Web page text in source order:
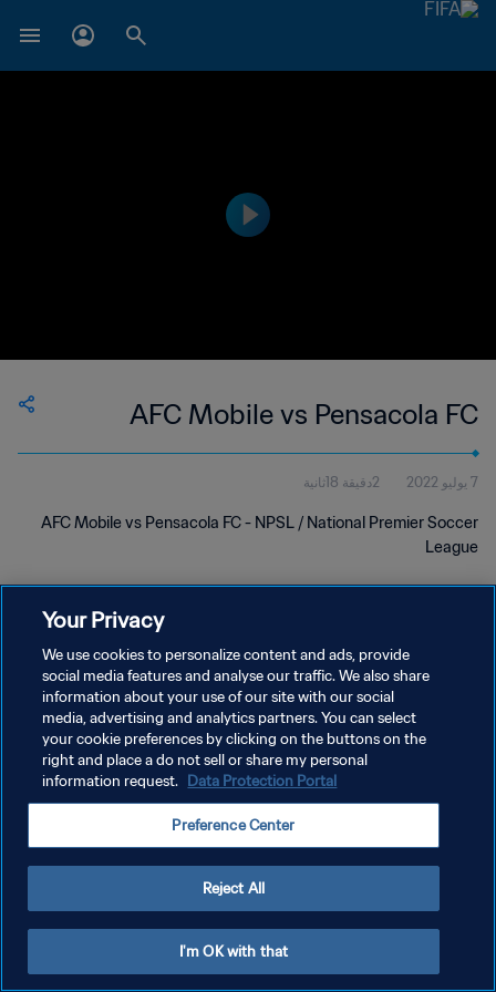
AFC Mobile vs Pensacola FC
7 يوليو 2022 2دقيقة 18ثانية
AFC Mobile vs Pensacola FC - NPSL / National Premier Soccer
League
سياسة الخصوصية
شروط الخدمة
إدارة تفضيلات ملفات تعريف الارتباط
Your Privacy
We use cookies to personalize content and ads, provide
social media features and analyse our traffic. We also share
information about your use of our site with our social
media, advertising and analytics partners. You can select
your cookie preferences by clicking on the buttons on the
right and place a do not sell or share my personal
information request. Data Protection Portal
Preference Center
Reject All
I'm OK with that